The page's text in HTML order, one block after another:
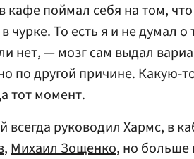
кафе поймал себя на том,
чурке. То есть я и не думал
нет, — мозг сам выдал
по другой причине. Какую-
тот момент.
руководил Хармс, в
,Михаил Зощенко, но больше